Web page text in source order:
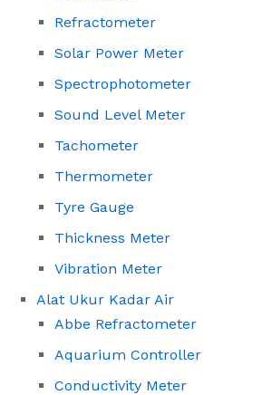
Refractometer
Solar Power Meter
Spectrophotometer
Sound Level Meter
Tachometer
Thermometer
Tyre Gauge
Thickness Meter
Vibration Meter
Alat Ukur Kadar Air
Abbe Refractometer
Aquarium Controller
Conductivity Meter